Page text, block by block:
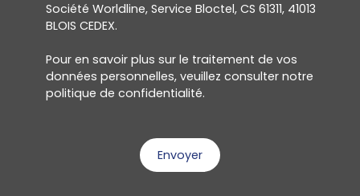
Société Worldline, Service Bloctel, CS 61311, 41013
BLOIS CEDEX.
Pour en savoir plus sur le traitement de vos
données personnelles, veuillez consulter notre
politique de confidentialité.
Envoyer